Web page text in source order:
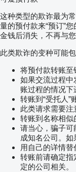
这种类型的欺诈最为
量的预付款来“预订”
金钱后消失，不再与您
此类欺诈的变种可能包
将预付款转账至
如果交流过程
账过程的情况下
转账到“受托人”
此类请求需要注
转账到名称相似
请当心，骗子可
成知名公司。如
用自己的详情
转账前请确定指
定的公司相关。